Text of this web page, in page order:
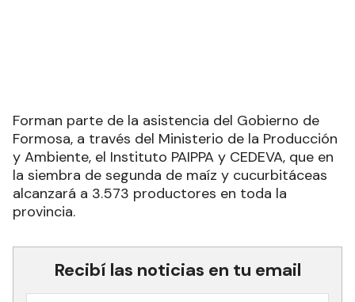
Forman parte de la asistencia del Gobierno de
Formosa, a través del Ministerio de la Producción
y Ambiente, el Instituto PAIPPA y CEDEVA, que en
provincia.